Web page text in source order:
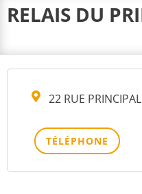
RELAIS DU
22 RUE
TÉLÉPHONE